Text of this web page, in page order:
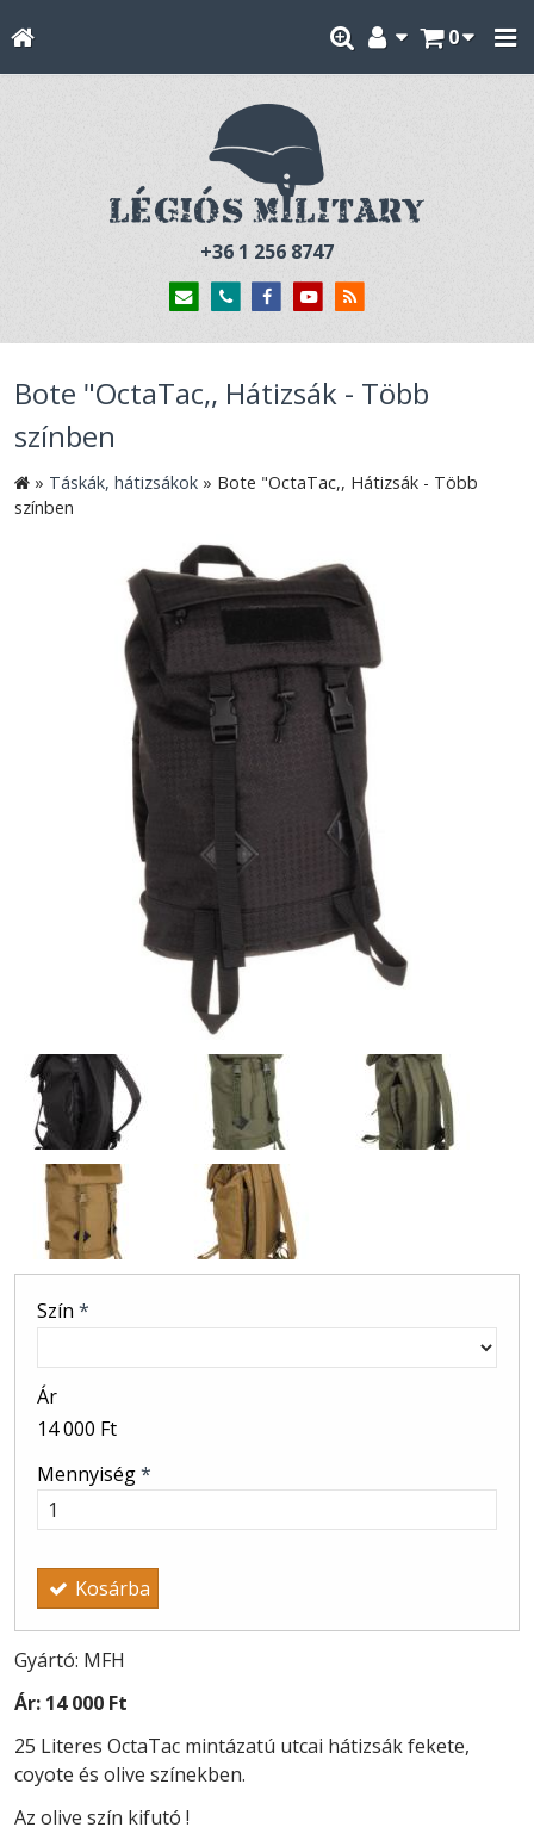
0
+36 1 256 8747
Bote "OctaTac,, Hátizsák - Több
színben
» Táskák, hátizsákok » Bote "OctaTac,, Hátizsák - Több
színben
Szín *
Ár
14 000 Ft
Mennyiség*
Kosárba
Gyártó: MFH
Ár: 14 000 Ft
25 Literes OctaTac mintázatú utcai hátizsák fekete,
coyote és olive színekben.
Az olive szín kifutó !